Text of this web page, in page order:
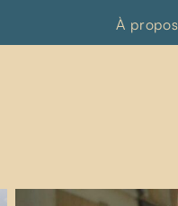
À propos